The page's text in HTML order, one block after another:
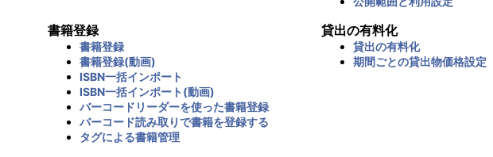
書籍登録
書籍登録
書籍登録(動画)
ISBN一括インポート
ISBN一括インポート(動画)
バーコードリーダーを使った書籍登録
バーコード読み取りで書籍を登録する
タグによる書籍管理
貸出の有料化
貸出の有料化
期間ごとの貸出物価格設定